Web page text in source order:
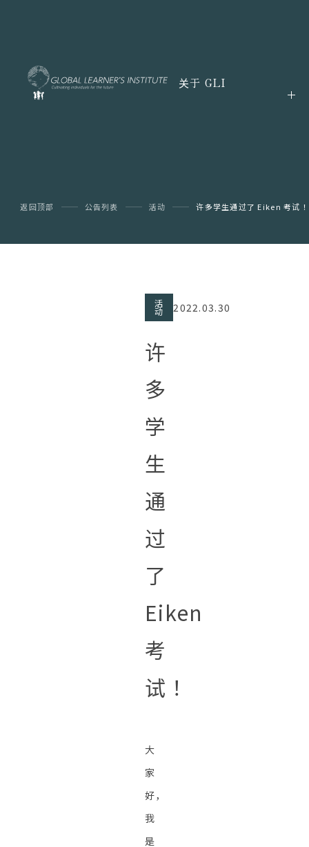
关于 GLI
返回顶部 公告列表 活动 许多学生通过了 Eiken 考试！
活
动 2022.03.30
许
多
学
生
通
过
了
Eiken
考
试！
大
家
好，
我
是